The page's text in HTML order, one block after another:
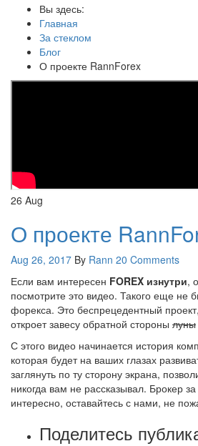
Вы здесь:
Главная
За стеклом
Блог
О проекте RannForex
26 Aug
О проекте
Aug 26, 2017 By Rann 20 Comments
Если вам интересен FOREX изнутри,
посмотрите это видео. Такого еще не
форекса. Это беспрецедентный
откроет завесу обратной стороны луны
С этого видео начинается история
которая будет на ваших глазах
заглянуть по ту сторону экрана,
никогда вам не рассказывал. Брокер
интересно, оставайтесь с нами, не
Поделитесь